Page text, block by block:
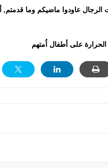
عاودوا ماضيكم وما قدمتم,